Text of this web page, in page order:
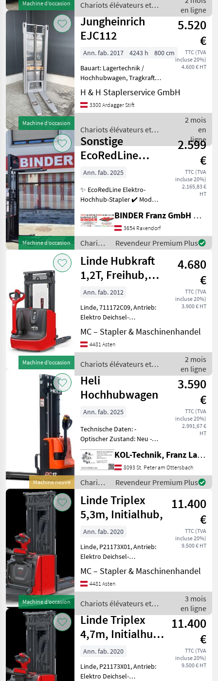
Machine d’occasion
Batterie: V-FORCE PzS Bj.
2026 24V 375
Chariots élévateurs et
techniques de stockage /
Crown
en ligne
Machine d’occasion
Jungheinrich
EJC112
5.520
€
TTC (TVA
incluse 20%)
4.600 € HT
Ann. fab. 2017 4243 h
800 cm
Bauart: Lagertechnik /
Hochhubwagen, Tragkraft:
1200kg, Hubhöhe: 3700mm,
Bauhöhe: 2250mm,
Gabellänge: 1150mm,
Zustand: 80 - 100%, Besch
H & H Staplerservice GmbH
3300 Ardagger Stift
Chariots élévateurs et
techniques de stockage /
Jungheinrich
2 mois
en
ligne
Machine d’occasion
Sonstige
EcoRedLine
Elektro-
Hochhub-
Stapler 10E25
2.599
€
TTC (TVA
incluse 20%)
2.165,83 €
HT
Ann. fab. 2025
✨ EcoRedLine Elektro-
Hochhub-Stapler ✔️ Modell
Ausführung ✔️ Tragfähigkeit
1.000kg, ✔️ Hubhöhe 2,
50m, ✔️ Masthöhe
abgesenkt 1, 83
BINDER Franz GmbH & CoKG
3654 Raxendorf
Chariots
élévateurs
et
techniques
de
stockage
Sonstige
Revendeur Premium Plus
Machine d’occasion
Linde Hubkraft
1,2T, Freihub,
Batterie NEU
4.680
€
TTC (TVA
incluse 20%)
3.900 € HT
Ann. fab. 2012
Linde, 711172C09, Antrieb:
Elektro Deichsel-
Hochhubwagen, Typ: L12-
1172, Tragkraft: 1200kg,
Baujahr: 2012,
Hubgerüst: Duplex
Vollfreihu
MC – Stapler & Maschinenhandel
4481 Asten
Chariots élévateurs et
techniques de stockage /
Linde
2 mois
en ligne
Machine neuve
Heli
Hochhubwagen
3.590
€
TTC (TVA
incluse 20%)
2.991,67 €
HT
Ann. fab. 2025
Technische Daten: -
Optischer Zustand: Neu -
Technischer Zustand: Neu -
Tragkraft: 1.200 kg -
Bauhöhe: 1.995 mm -
Hubhöhe: 3.000 mm -
Antriebsart: Elektro - G
KOL-Technik, Franz Lampl-Küssner
8093 St. Peter am Ottersbach
Chariots
élévateurs
et
techniques
de
stockage
Revendeur Premium Plus
Machine d’occasion
Linde Triplex
5,3m, Initialhub,
11.400
€
TTC (TVA
incluse 20%)
9.500 € HT
Ann. fab. 2020
Linde, P21173X01, Antrieb:
Elektro Deichsel-
Hochhubwagen, Typ:
L14APi-372,
Arbeitsplattform, Tragkraft:
2020, Betriebsstunden: 55
MC – Stapler & Maschinenhandel
4481 Asten
Chariots élévateurs et
techniques de stockage /
Linde
3 mois
en ligne
Linde Triplex
4,7m, Initialhub,
Verlängerung
11.400
€
TTC (TVA
incluse 20%)
9.500 € HT
Ann. fab. 2020
Linde, P21173X01, Antrieb:
Elektro Deichsel-